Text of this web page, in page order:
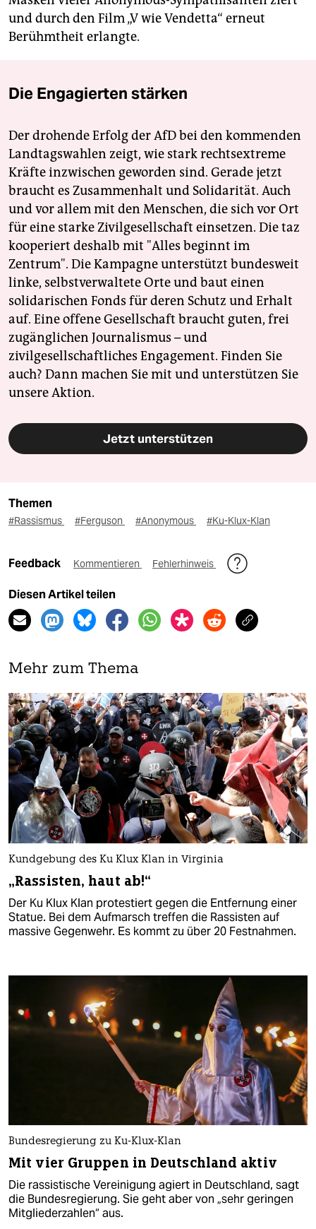
und durch den Film „V wie Vendetta“ erneut
Berühmtheit erlangte.
Die Engagierten stärken
Der drohende Erfolg der AfD bei den kommenden
Landtagswahlen zeigt, wie stark rechtsextreme
Kräfte inzwischen geworden sind. Gerade jetzt
braucht es Zusammenhalt und Solidarität. Auch
und vor allem mit den Menschen, die sich vor Ort
für eine starke Zivilgesellschaft einsetzen. Die taz
kooperiert deshalb mit "Alles beginnt im
Zentrum". Die Kampagne unterstützt bundesweit
linke, selbstverwaltete Orte und baut einen
solidarischen Fonds für deren Schutz und Erhalt
auf. Eine offene Gesellschaft braucht guten, frei
zugänglichen Journalismus – und
zivilgesellschaftliches Engagement. Finden Sie
auch? Dann machen Sie mit und unterstützen Sie
unsere Aktion.
Jetzt unterstützen
Themen
#Rassismus #Ferguson #Anonymous #Ku-Klux-Klan
Feedback Kommentieren Fehlerhinweis
Diesen Artikel teilen
Mehr zum Thema
Kundgebung des Ku Klux Klan in Virginia
„Rassisten, haut ab!“
Der Ku Klux Klan protestiert gegen die Entfernung einer
Statue. Bei dem Aufmarsch treffen die Rassisten auf
massive Gegenwehr. Es kommt zu über 20 Festnahmen.
Bundesregierung zu Ku-Klux-Klan
Mit vier Gruppen in Deutschland aktiv
Die rassistische Vereinigung agiert in Deutschland, sagt
die Bundesregierung. Sie geht aber von „sehr geringen
Mitgliederzahlen“ aus.